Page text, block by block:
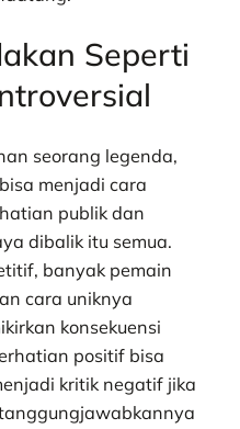
Seperti
seorang legenda,
menjadi cara
publik dan
dibalik itu semua.
banyak pemain
cara uniknya
konsekuensi
positif bisa
kritik negatif jika